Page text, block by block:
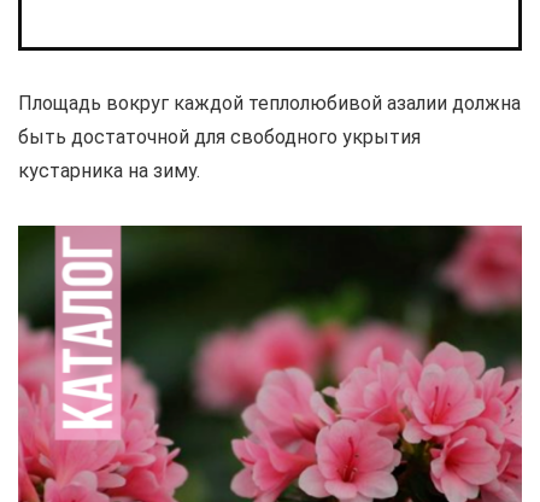
Площадь вокруг каждой теплолюбивой азалии должна
быть достаточной для свободного укрытия
кустарника на зиму.